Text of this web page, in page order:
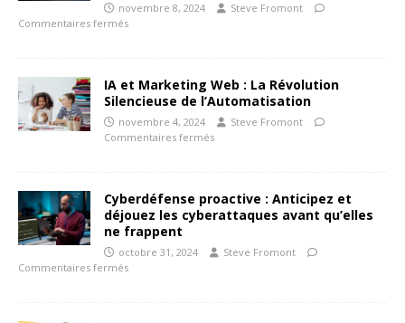
novembre 8, 2024
Steve Fromont
Commentaires fermés
IA et Marketing Web : La Révolution
Silencieuse de l’Automatisation
novembre 4, 2024
Steve Fromont
Commentaires fermés
Cyberdéfense proactive : Anticipez et
déjouez les cyberattaques avant qu’elles
ne frappent
octobre 31, 2024
Steve Fromont
Commentaires fermés